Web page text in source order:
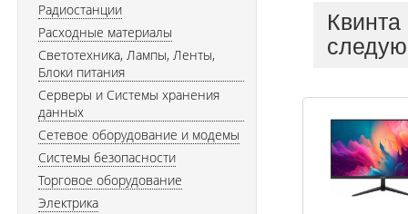
Радиостанции
Расходные материалы
Светотехника, Лампы, Ленты,
Блоки питания
Серверы и Системы хранения
данных
Сетевое оборудование и модемы
Системы безопасности
Торговое оборудование
Электрика